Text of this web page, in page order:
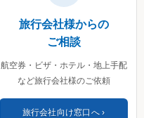
旅行会社様からの
ご相談
航空券・ビザ・ホテル・地上手配
など旅行会社様のご依頼
旅行会社向け窓口へ